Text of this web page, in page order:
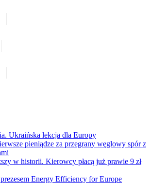
Ukraińska lekcja dla Europy
pieniądze za przegrany węglowy spór z
w historii. Kierowcy płacą już prawie 9 zł
Energy Efficiency for Europe